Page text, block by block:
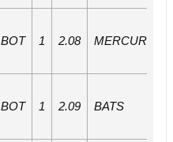
BOT 1 2.08 MERCURY
BOT 1 2.09 BATS